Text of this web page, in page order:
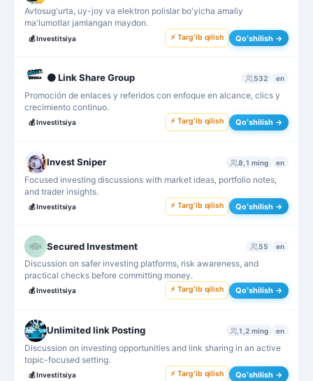
Avtosug'urta, uy-joy va elektron polislar bo'yicha amaliy
ma'lumotlar jamlangan maydon.
💰Investitsiya ⚡ Targʻib qilish Qoʻshilish →
⚫ Link Share Group 532 en
Promoción de enlaces y referidos con enfoque en alcance, clics y
crecimiento continuo.
💰Investitsiya ⚡ Targʻib qilish Qoʻshilish →
Invest Sniper 8,1 ming en
Focused investing discussions with market ideas, portfolio notes,
and trader insights.
💰Investitsiya ⚡ Targʻib qilish Qoʻshilish →
Secured Investment 55 en
Discussion on safer investing platforms, risk awareness, and
practical checks before committing money.
💰Investitsiya ⚡ Targʻib qilish Qoʻshilish →
Unlimited link Posting 1,2 ming en
Discussion on investing opportunities and link sharing in an active
topic-focused setting.
💰Investitsiya ⚡ Targʻib qilish Qoʻshilish →